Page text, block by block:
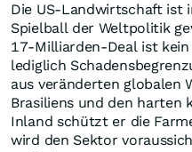
Die US-Landwirtschaft ist
Spielball der Weltpolitik
17-Milliarden-Deal ist
lediglich
aus veränderten globalen
Brasiliens und den harten
Inland schützt er die
wird den Sektor